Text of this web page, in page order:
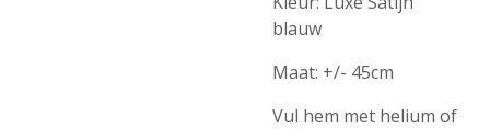
blauw
Maat: +/- 45cm
Vul hem met helium of